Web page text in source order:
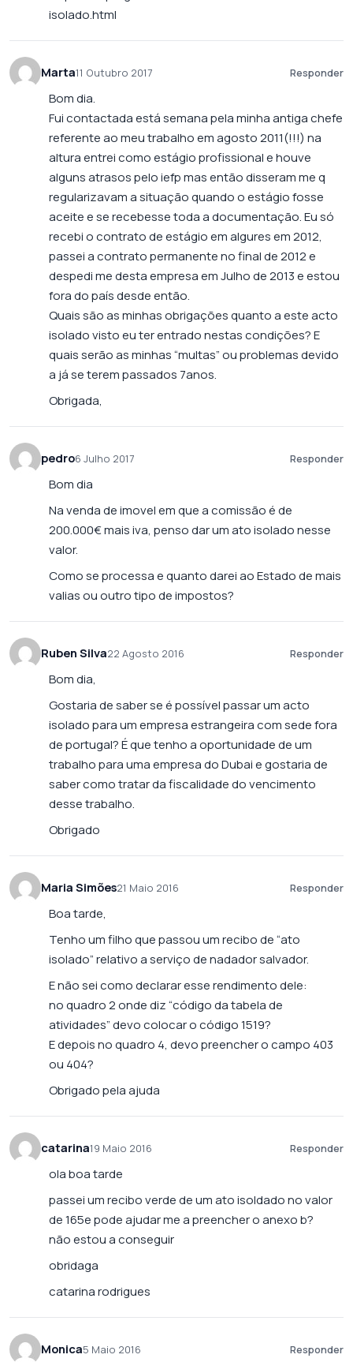
isolado.html
Marta11 Outubro 2017 Responder
Bom dia.
Fui contactada está semana pela minha antiga chefe
referente ao meu trabalho em agosto 2011(!!!) na
altura entrei como estágio profissional e houve
alguns atrasos pelo iefp mas então disseram me q
regularizavam a situação quando o estágio fosse
aceite e se recebesse toda a documentação. Eu só
recebi o contrato de estágio em algures em 2012,
passei a contrato permanente no final de 2012 e
despedi me desta empresa em Julho de 2013 e estou
fora do país desde então.
Quais são as minhas obrigações quanto a este acto
isolado visto eu ter entrado nestas condições? E
quais serão as minhas “multas” ou problemas devido
a já se terem passados 7anos.
Obrigada,
pedro6 Julho 2017 Responder
Bom dia
Na venda de imovel em que a comissão é de
200.000€ mais iva, penso dar um ato isolado nesse
valor.
Como se processa e quanto darei ao Estado de mais
valias ou outro tipo de impostos?
Ruben Silva22 Agosto 2016 Responder
Bom dia,
Gostaria de saber se é possível passar um acto
isolado para um empresa estrangeira com sede fora
de portugal? É que tenho a oportunidade de um
trabalho para uma empresa do Dubai e gostaria de
saber como tratar da fiscalidade do vencimento
desse trabalho.
Obrigado
Maria Simões21 Maio 2016 Responder
Boa tarde,
Tenho um filho que passou um recibo de “ato
isolado” relativo a serviço de nadador salvador.
E não sei como declarar esse rendimento dele:
no quadro 2 onde diz “código da tabela de
atividades” devo colocar o código 1519?
E depois no quadro 4, devo preencher o campo 403
ou 404?
Obrigado pela ajuda
catarina19 Maio 2016 Responder
ola boa tarde
passei um recibo verde de um ato isoldado no valor
de 165e pode ajudar me a preencher o anexo b?
não estou a conseguir
obridaga
catarina rodrigues
Monica5 Maio 2016 Responder